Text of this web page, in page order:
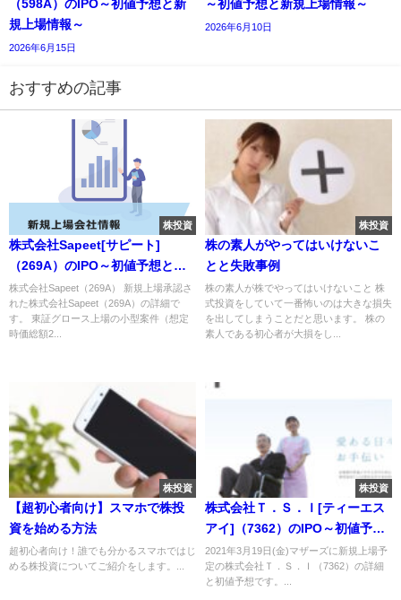
（598A）のIPO～初値予想と新
規上場情報～
2026年6月15日
～初値予想と新規上場情報～
2026年6月10日
おすすめの記事
株投資
株式会社Sapeet[サピート]
（269A）のIPO～初値予想と新
規上場情報～
株式会社Sapeet（269A） 新規上場承認さ
れた株式会社Sapeet（269A）の詳細で
す。 東証グロース上場の小型案件（想定
時価総額2...
株投資
株の素人がやってはいけないこ
とと失敗事例
株の素人が株でやってはいけないこと 株
式投資をしていて一番怖いのは大きな損失
を出してしまうことだと思います。 株の
素人である初心者が大損をし...
株投資
【超初心者向け】スマホで株投
資を始める方法
超初心者向け！誰でも分かるスマホではじ
める株投資についてご紹介をします。...
株投資
株式会社Ｔ．Ｓ．Ｉ[ティーエス
アイ]（7362）のIPO～初値予想
と新規上場情報～
2021年3月19日(金)マザーズに新規上場予
定の株式会社Ｔ．Ｓ．Ｉ（7362）の詳細
と初値予想です。...